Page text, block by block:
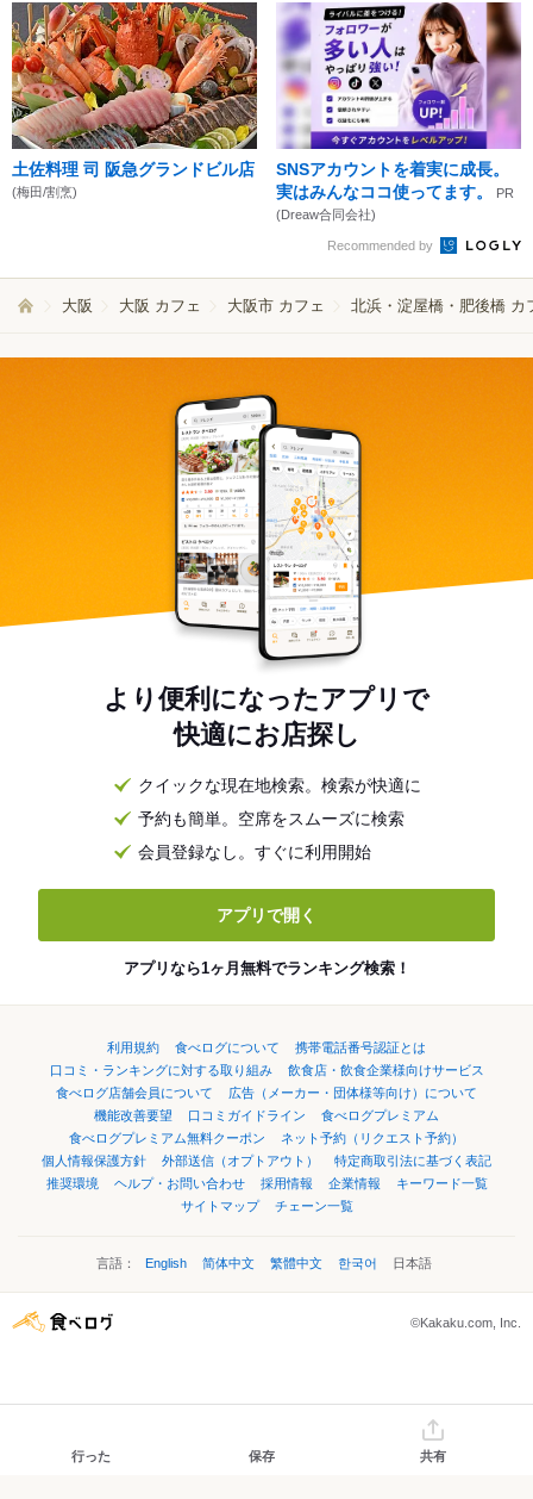
土佐料理 司 阪急グランドビル店
(梅田/割烹)
SNSアカウントを着実に成長。
実はみんなココ使ってます。
PR
(Dreaw合同会社)
Recommended by
大阪 大阪 カフェ 大阪市 カフェ 北浜・淀屋橋・肥後橋 カ
より便利になったアプリで
快適にお店探し
クイックな現在地検索。検索が快適に
予約も簡単。空席をスムーズに検索
会員登録なし。すぐに利用開始
アプリで開く
アプリなら1ヶ月無料でランキング検索！
利用規約 食べログについて
携帯電話番号認証とは
口コミ・ランキングに対する取り組み
飲食店・飲食企業様向けサービス
食べログ店舗会員について
広告（メーカー・団体様等向け）について
機能改善要望
口コミガイドライン
食べログプレミアム
食べログプレミアム無料クーポン
ネット予約（リクエスト予約）
個人情報保護方針
外部送信（オプトアウト）
特定商取引法に基づく表記
推奨環境
ヘルプ・お問い合わせ 採用情報 企業情報
キーワード一覧
サイトマップ
チェーン一覧
言語： English 简体中文 繁體中文 한국어 日本語
©Kakaku.com, Inc.
行った 保存 共有